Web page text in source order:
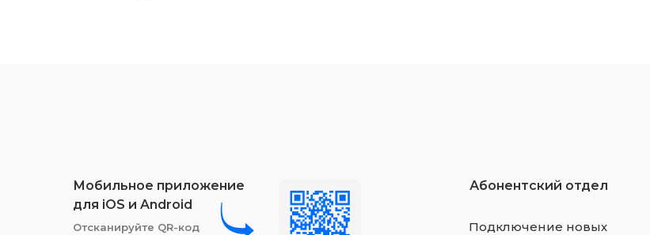
Подключение новых
Абонентский отдел
Мобильное приложение
для iOS и Android
Отсканируйте QR-код